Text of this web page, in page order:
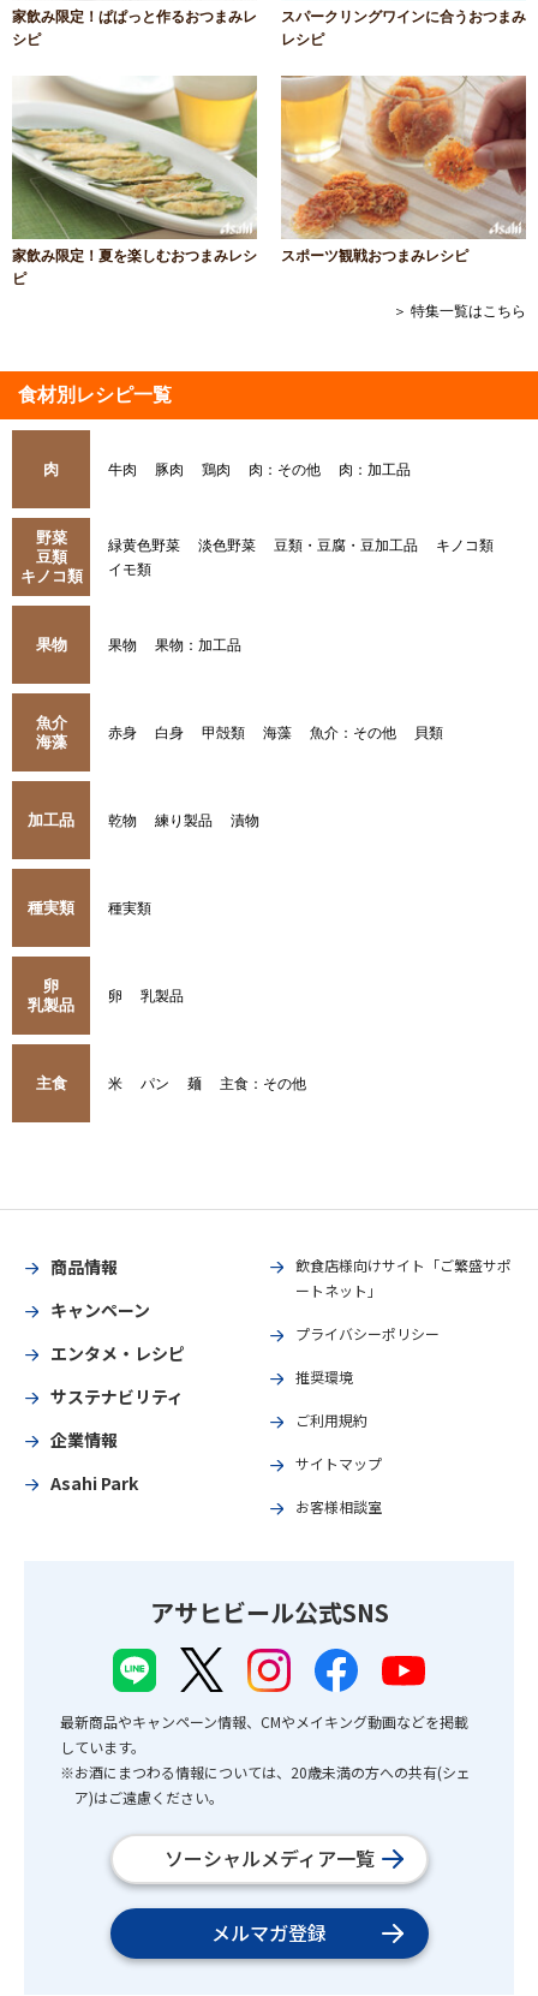
家飲み限定！ぱぱっと作るおつまみレ
シピ
スパークリングワインに合うおつまみ
レシピ
家飲み限定！夏を楽しむおつまみレシ
ピ
スポーツ観戦おつまみレシピ
＞ 特集一覧はこちら
食材別レシピ一覧
肉 牛肉 豚肉 鶏肉 肉：その他 肉：加工品
野菜
豆類
キノコ類
緑黄色野菜 淡色野菜 豆類・豆腐・豆加工品
キノコ類
イモ類
果物 果物 果物：加工品
魚介
海藻
赤身 白身 甲殻類 海藻 魚介：その他 貝類
加工品 乾物 練り製品 漬物
種実類 種実類
卵
乳製品
卵 乳製品
主食 米 パン 麺 主食：その他
商品情報
キャンペーン
エンタメ・レシピ
サステナビリティ
企業情報
Asahi Park
飲食店様向けサイト「ご繁盛サポ
ートネット」
プライバシーポリシー
推奨環境
ご利用規約
サイトマップ
お客様相談室
アサヒビール公式SNS
最新商品やキャンペーン情報、CMやメイキング動画などを掲載
しています。
※お酒にまつわる情報については、20歳未満の方への共有(シェ
ア)はご遠慮ください。
ソーシャルメディア一覧
メルマガ登録